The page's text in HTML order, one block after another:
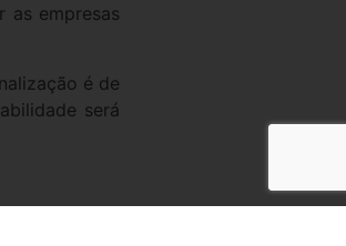
as empresas
é de
será